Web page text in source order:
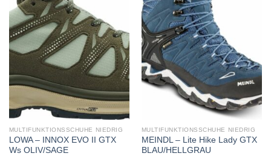
MULTIFUNKTIONSSCHUHE NIEDRIG
LOWA – INNOX EVO II GTX
Ws OLIV/SAGE
MULTIFUNKTIONSSCHUHE NIEDRIG
MEINDL – Lite Hike Lady GTX
BLAU/HELLGRAU